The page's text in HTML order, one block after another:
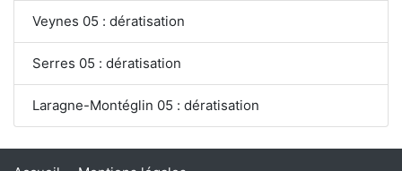
Veynes 05 : dératisation
Serres 05 : dératisation
Laragne-Montéglin 05 : dératisation